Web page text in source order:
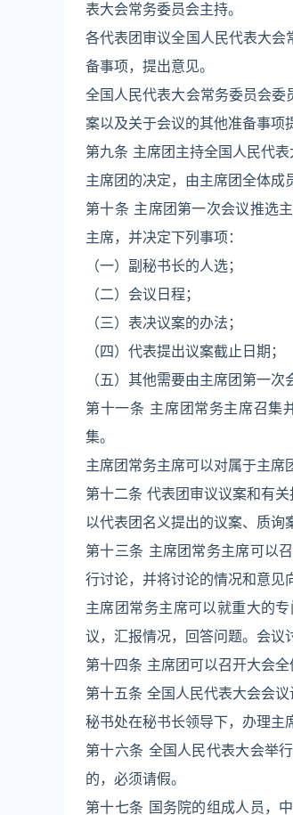
表大会常务委员会主持。
各代表团审议全国人民代表大
备事项，提出意见。
全国人民代表大会常务委员会
案以及关于会议的其他准备事项
第九条 主席团主持全国人民代表
主席团的决定，由主席团全体成
第十条 主席团第一次会议推选
主席，并决定下列事项：
（一）副秘书长的人选；
（二）会议日程；
（三）表决议案的办法；
（四）代表提出议案截止日期；
（五）其他需要由主席团第一次
第十一条 主席团常务主席召集
集。
主席团常务主席可以对属于主席
第十二条 代表团审议议案和有
以代表团名义提出的议案、质询
第十三条 主席团常务主席可以
行讨论，并将讨论的情况和意见
主席团常务主席可以就重大的
议，汇报情况，回答问题。会议
第十四条 主席团可以召开大会
第十五条 全国人民代表大会会
秘书处在秘书长领导下，办理主
第十六条 全国人民代表大会举
的，必须请假。
第十七条 国务院的组成人员，